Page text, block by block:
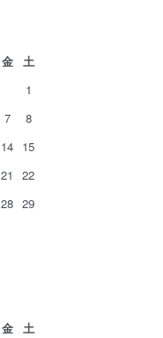
金
土
1
7
8
14 15
21
22
28 29
金
土